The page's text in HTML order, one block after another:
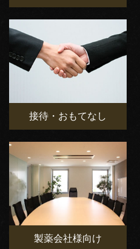
接待・おもてなし
製薬会社様向け